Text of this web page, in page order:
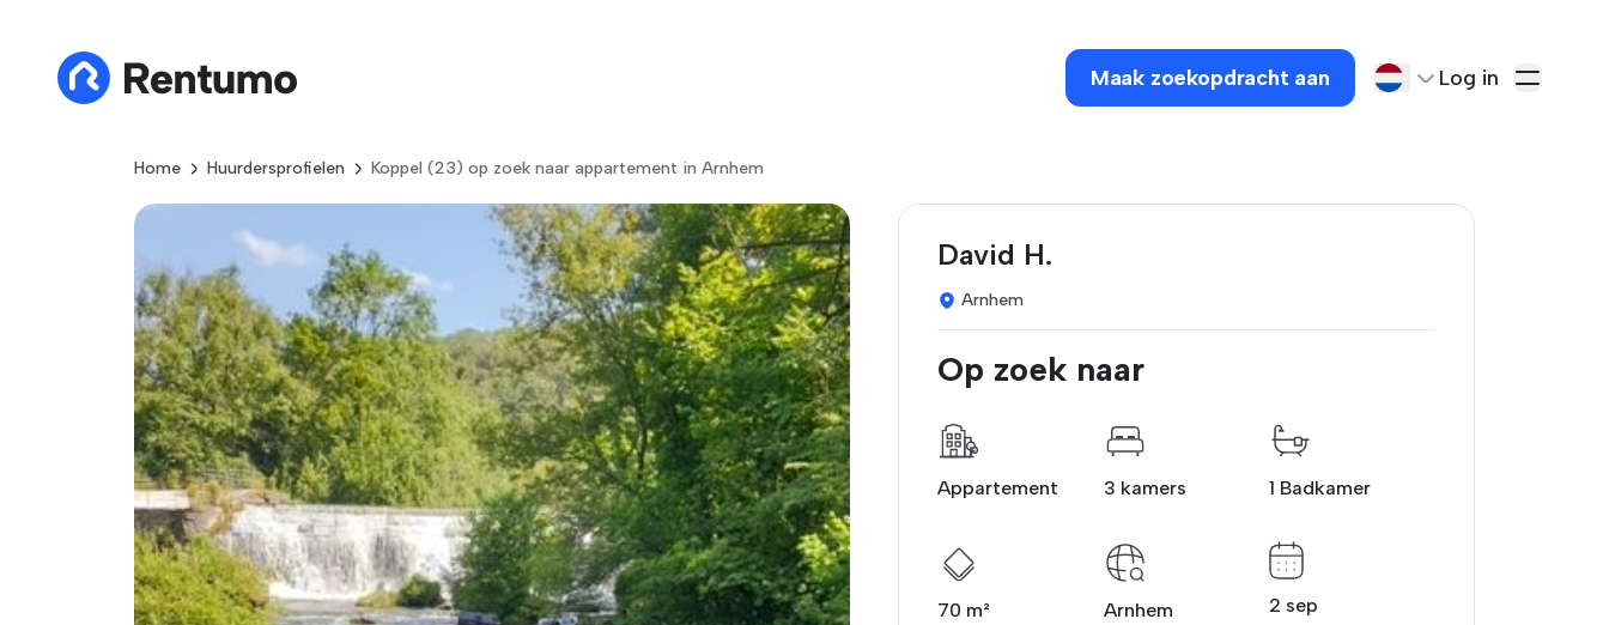
Maak zoekopdracht aan Log in
Home Huurdersprofielen Koppel (23) op zoek naar appartement in Arnhem
David H.
Arnhem
Op zoek naar
Appartement 3 kamers 1 Badkamer
70 m² Arnhem 2 sep